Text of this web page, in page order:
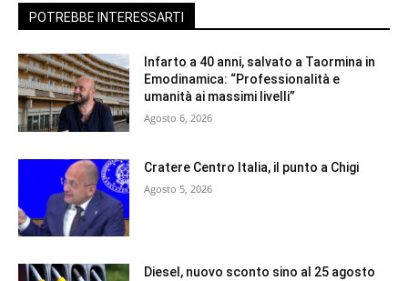
POTREBBE INTERESSARTI
Infarto a 40 anni, salvato a Taormina in
Emodinamica: “Professionalità e
umanità ai massimi livelli”
Agosto 6, 2026
Cratere Centro Italia, il punto a Chigi
Agosto 5, 2026
Diesel, nuovo sconto sino al 25 agosto